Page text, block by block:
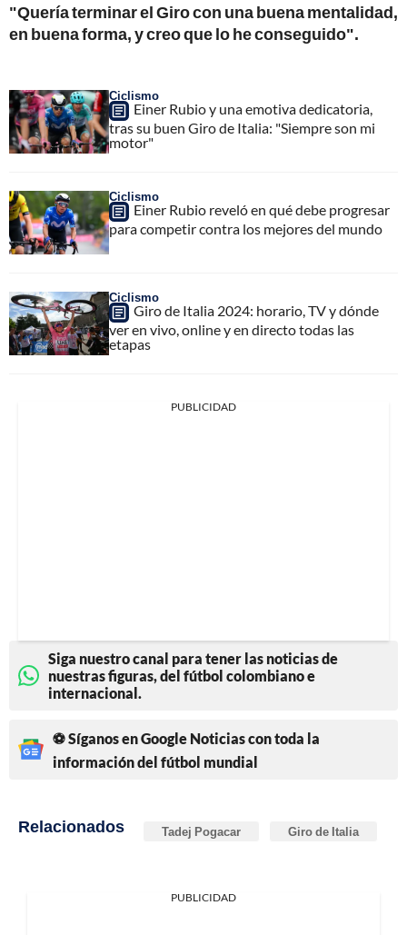
"Quería terminar el Giro con una buena mentalidad,
en buena forma, y creo que lo he conseguido".
Ciclismo
Einer Rubio y una emotiva dedicatoria,
tras su buen Giro de Italia: "Siempre son mi
motor"
Ciclismo
Einer Rubio reveló en qué debe progresar
para competir contra los mejores del mundo
Ciclismo
Giro de Italia 2024: horario, TV y dónde
ver en vivo, online y en directo todas las
etapas
PUBLICIDAD
Siga nuestro canal para tener las noticias de
nuestras figuras, del fútbol colombiano e
internacional.
⚽ Síganos en Google Noticias con toda la
información del fútbol mundial
Relacionados Tadej Pogacar Giro de Italia
PUBLICIDAD